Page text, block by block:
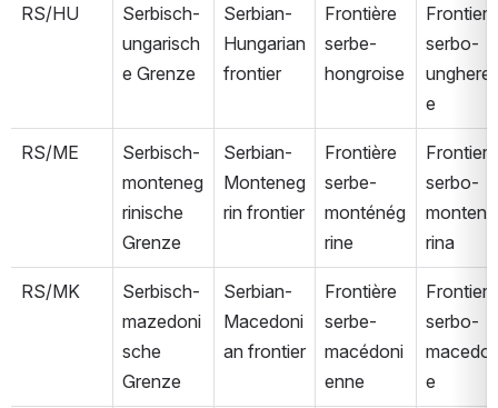
RS/HU
Serbisch-
ungarisch
e Grenze
Serbian-
Hungarian
frontier
Frontière
serbe-
hongroise
Frontiera
serbo-
e
RS/ME
Serbisch-
monteneg
rinische
Grenze
Serbian-
Monteneg
rin frontier
Frontière
serbe-
monténég
rine
Frontiera
serbo-
rina
RS/MK
Serbisch-
mazedoni
sche
Grenze
Serbian-
Macedoni
an frontier
Frontière
serbe-
macédoni
enne
Frontiera
serbo-
e